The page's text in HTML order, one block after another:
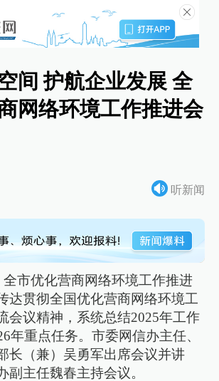
间 护航企业发展 全
网络环境工作推进会
听新闻
全市优化营商网络环境工作推进
达贯彻全国优化营商网络环境工
会议精神，系统总结2025年工作
年重点任务。市委网信办主任、
长（兼）吴勇军出席会议并讲
副主任魏春主持会议。